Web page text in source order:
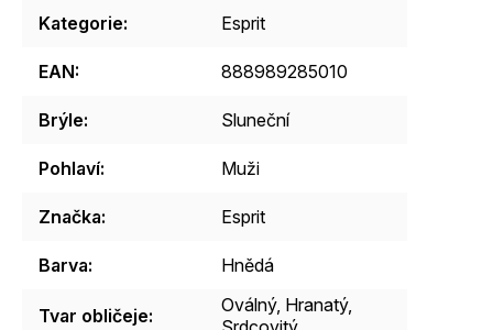
Kategorie: Esprit
EAN: 888989285010
Brýle: Sluneční
Pohlaví: Muži
Značka: Esprit
Barva: Hnědá
Tvar obličeje: Oválný, Hranatý,